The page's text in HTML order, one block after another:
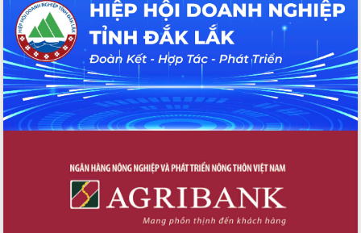
hiện nhiệm vụ quản lý tài sản công
hàng tuần
Tháo gỡ những vướng mắc, đẩy mạnh
công tác cải cách thủ tục hành chính
tại Trung tâm Phục vụ hành chính
công tỉnh
Đắk Lắk: Tôn vinh 46 giải pháp tại Hội
về phát triển nuôi trồng thủy sản
Phó Chủ tịch UBND tỉnh Đắk Lắk
Trương Công Thái kiểm tra thực địa
Dự án cao tốc Khánh Hòa - Buôn Ma